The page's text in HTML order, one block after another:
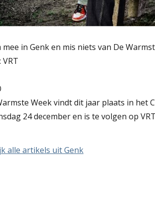
mee in Genk en mis niets van De
VRT
Week vindt dit jaar plaats in het
24 december en is te volgen op
alle artikels uit Genk